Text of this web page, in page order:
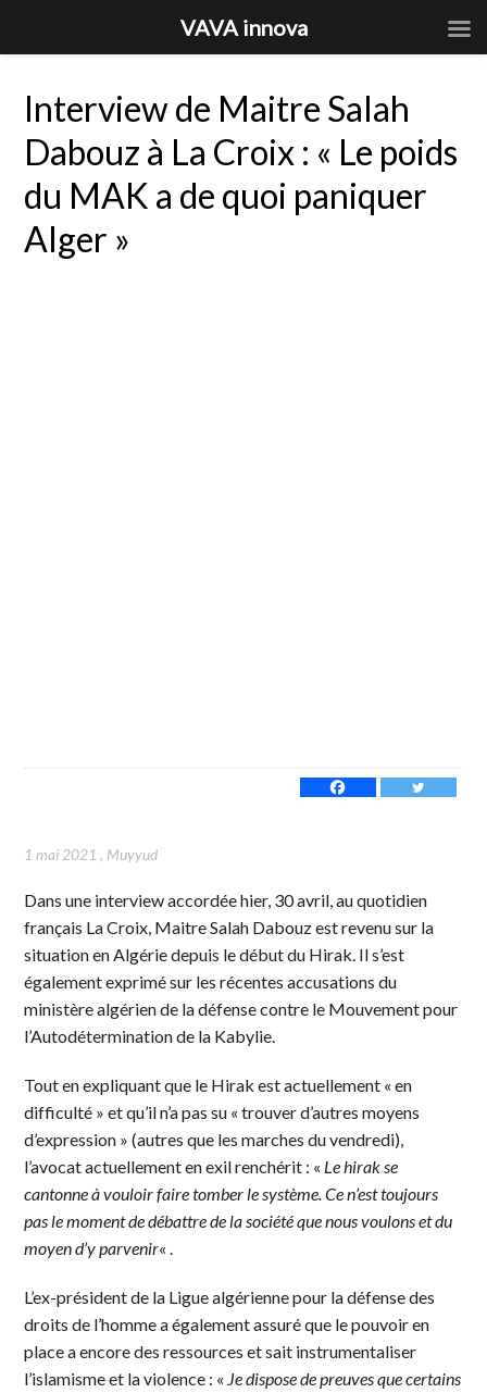
Interview de Maitre Salah
Dabouz à La Croix : « Le poids
du MAK a de quoi paniquer
Alger »
1 mai 2021 , Muyyud
Dans une interview accordée hier, 30 avril, au quotidien
français La Croix, Maitre Salah Dabouz est revenu sur la
situation en Algérie depuis le début du Hirak. Il s’est
également exprimé sur les récentes accusations du
ministère algérien de la défense contre le Mouvement pour
l’Autodétermination de la Kabylie.
Tout en expliquant que le Hirak est actuellement « en
difficulté » et qu’il n’a pas su « trouver d’autres moyens
d’expression » (autres que les marches du vendredi),
l’avocat actuellement en exil renchérit : « Le hirak se
cantonne à vouloir faire tomber le système. Ce n’est toujours
pas le moment de débattre de la société que nous voulons et du
moyen d’y parvenir« .
L’ex-président de la Ligue algérienne pour la défense des
droits de l’homme a également assuré que le pouvoir en
place a encore des ressources et sait instrumentaliser
l’islamisme et la violence : « Je dispose de preuves que certains
VAVA innova